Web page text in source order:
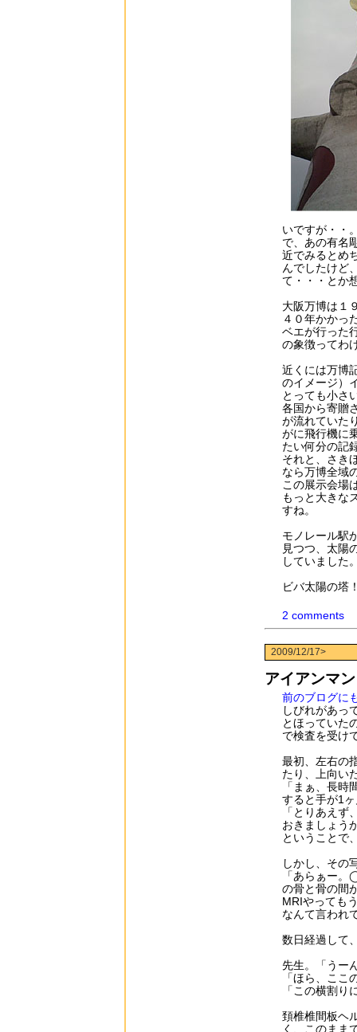
いですが・・
で、あの有名
近でみるとめ
んでしたけど
て・・・とか
大阪万博は１
４０年かかっ
ベエが行った
の象徴ってわ
近くには万博
のイメージ）
とっても小さ
各国から寄贈
が流れていた
がに飛行機に
たい何分の記
それと、さき
なら万博全域
この展示会場
もっと大きな
すね。
モノレール駅
見つつ、太陽
していました
ビバ太陽の塔
2 comments
2009/12/17>
アイアンマ
前のブログに
しびれがあっ
とほっていた
で検査を受け
最初、左右の
たり、上向い
「まぁ、長
すると手が1
「とりあえ
おきましょう
ということで
しかし、その
「あらぁー
の骨と骨の間
MRIやっても
なんて言われ
数日経過して
先生。「うー
「ほら、こ
「この横割り
頚椎椎間板ヘ
く、このまま